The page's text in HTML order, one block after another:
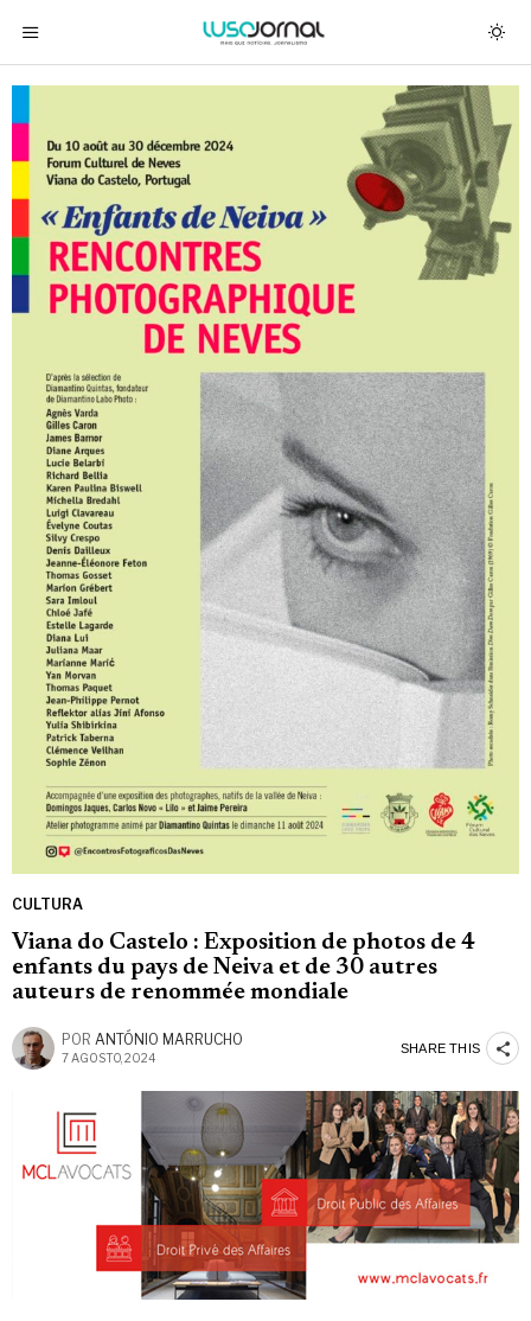
CULTURA
Viana do Castelo : Exposition de photos de 4
enfants du pays de Neiva et de 30 autres
auteurs de renommée mondiale
POR ANTÓNIO MARRUCHO
7 AGOSTO, 2024
SHARE THIS